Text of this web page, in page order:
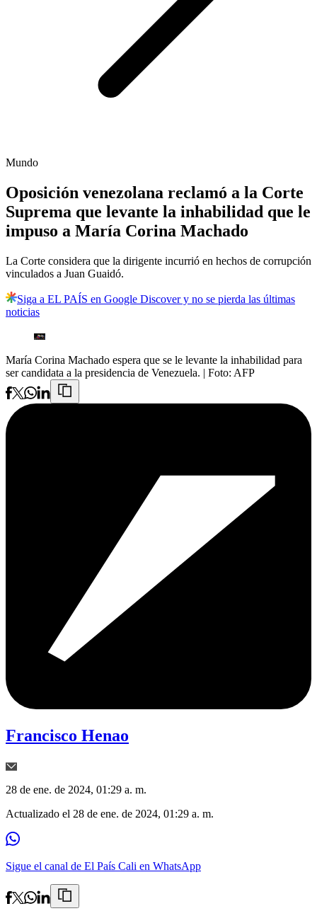
Mundo
Oposición venezolana reclamó a la Corte
Suprema que levante la inhabilidad que le
impuso a María Corina Machado
La Corte considera que la dirigente incurrió en hechos de corrupción
vinculados a Juan Guaidó.
Siga a EL PAÍS en Google Discover y no se pierda las últimas
noticias
María Corina Machado espera que se le levante la inhabilidad para
ser candidata a la presidencia de Venezuela. | Foto: AFP
Francisco Henao
28 de ene. de 2024, 01:29 a. m.
Actualizado el 28 de ene. de 2024, 01:29 a. m.
Sigue el canal de El País Cali en WhatsApp